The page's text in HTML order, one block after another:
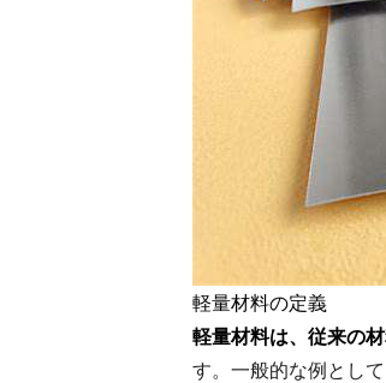
軽量材料の定義
軽量材料は、従来の
す。一般的な例とし